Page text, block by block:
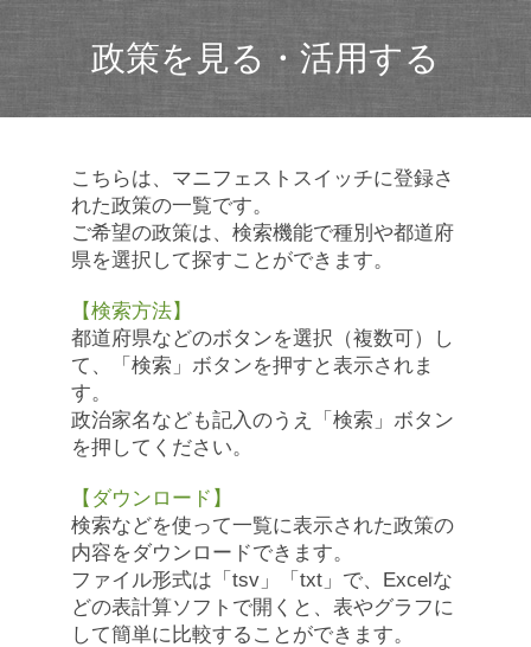
政策を見る・活用する
こちらは、マニフェストスイッチに登録さ
れた政策の一覧です。
ご希望の政策は、検索機能で種別や都道府
県を選択して探すことができます。
【検索方法】
都道府県などのボタンを選択（複数可）し
て、「検索」ボタンを押すと表示されま
す。
政治家名なども記入のうえ「検索」ボタン
を押してください。
【ダウンロード】
検索などを使って一覧に表示された政策の
内容をダウンロードできます。
ファイル形式は「tsv」「txt」で、Excelな
どの表計算ソフトで開くと、表やグラフに
して簡単に比較することができます。